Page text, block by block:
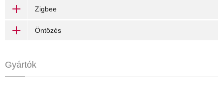
Zigbee
Öntözés
Gyártók